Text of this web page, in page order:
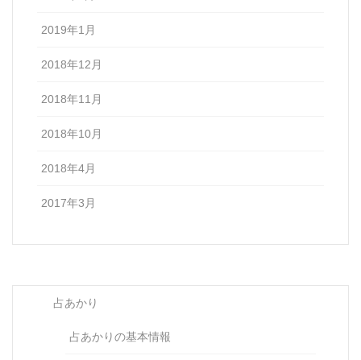
2019年1月
2018年12月
2018年11月
2018年10月
2018年4月
2017年3月
占あかり
占あかりの基本情報